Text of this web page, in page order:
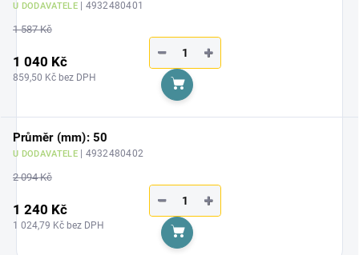
U DODAVATELE | 4932480401
1 587 Kč
1 040 Kč
859,50 Kč bez DPH
+
−
Do košíku
Průměr (mm): 50
U DODAVATELE | 4932480402
2 094 Kč
1 240 Kč
1 024,79 Kč bez DPH
+
−
Do košíku